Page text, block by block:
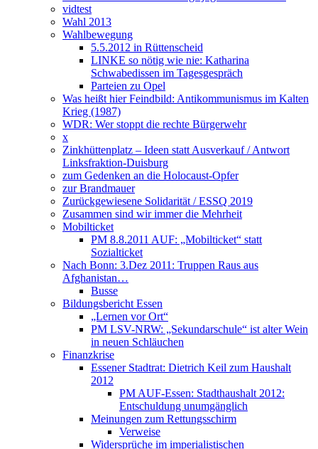
vidtest
Wahl 2013
Wahlbewegung
5.5.2012 in Rüttenscheid
LINKE so nötig wie nie: Katharina
Schwabedissen im Tagesgespräch
Parteien zu Opel
Was heißt hier Feindbild: Antikommunismus im Kalten
Krieg (1987)
WDR: Wer stoppt die rechte Bürgerwehr
x
Zinkhüttenplatz – Ideen statt Ausverkauf / Antwort
Linksfraktion-Duisburg
zum Gedenken an die Holocaust-Opfer
zur Brandmauer
Zurückgewiesene Solidarität / ESSQ 2019
Zusammen sind wir immer die Mehrheit
Mobilticket
PM 8.8.2011 AUF: „Mobilticket“ statt
Sozialticket
Nach Bonn: 3.Dez 2011: Truppen Raus aus
Afghanistan…
Busse
Bildungsbericht Essen
„Lernen vor Ort“
PM LSV-NRW: „Sekundarschule“ ist alter Wein
in neuen Schläuchen
Finanzkrise
Essener Stadtrat: Dietrich Keil zum Haushalt
2012
PM AUF-Essen: Stadthaushalt 2012:
Entschuldung unumgänglich
Meinungen zum Rettungsschirm
Verweise
Widersprüche im imperialistischen